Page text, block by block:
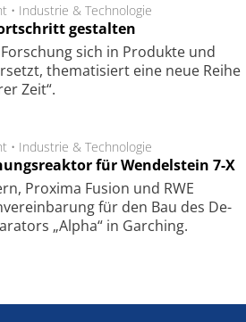
• Industrie & Technologie
gestalten
sich in Produkte und
thematisiert eine neue Reihe
Zeit“.
• Industrie & Technologie
für Wendelstein 7-X
Pro­xi­ma Fu­sion und RWE
für den Bau des De­
„Alpha“ in Gar­ching.